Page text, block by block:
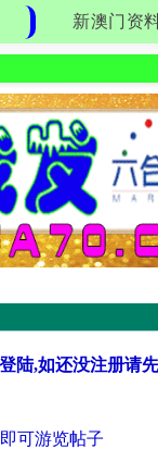
新澳门资
陆,如还没注册请
可游览帖子